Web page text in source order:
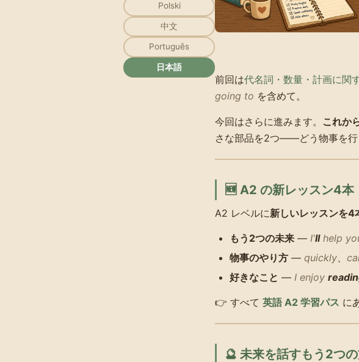
Polski
中文
Português
日本語
前回は代名詞・数量・計画に関
going to を含めて。
今回はさらに進みます。 これか
さな部品を2つ——どう物事を行
🆕 A2 の新レッスン4本
A2 レベルに新しいレッスンを4
もう2つの未来 — I'llhelp
物事のやり方 — quickly
好きなこと — I enjoy
👉 すべて 英語 A2 学習パス に
🔮 未来を話すもう2つ